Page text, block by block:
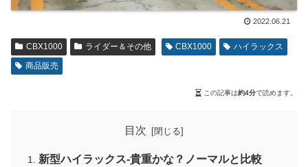
2022.06.21
CBX1000 ライダー＆その他 CBX1000
ハイラックス
商品販売
この記事は約4分で読めます。
目次
新型ハイラックス-貴重かな？ノーマルと比較